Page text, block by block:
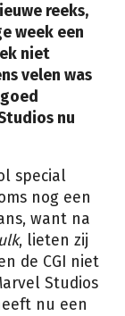
reeks,
week een
niet
velen was
nu
special
nog een
want na
, lieten zij
de CGI niet
Studios
nu een